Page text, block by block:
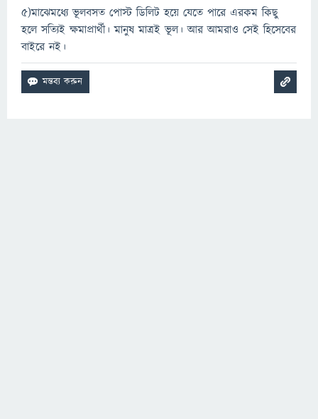
৫)মাঝেমধ্যে ভূলবসত পোস্ট ডিলিট হয়ে যেতে পারে এরকম কিছু
হলে সত্যিই ক্ষমাপ্রার্থী। মানুষ মাত্রই ভূল। আর আমরাও সেই হিসেবের
বাইরে নই।